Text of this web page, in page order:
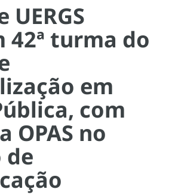
UERGS
turma do
em
com
OPAS no
de